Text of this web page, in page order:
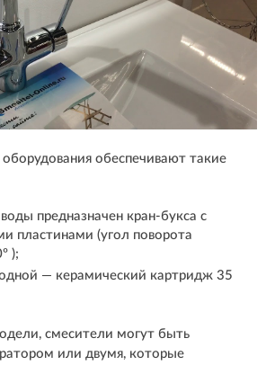
обеспечивают такие
предназначен кран-букса с
пластинами (угол поворота
);
— керамический картридж 35
смесители могут быть
или двумя, которые